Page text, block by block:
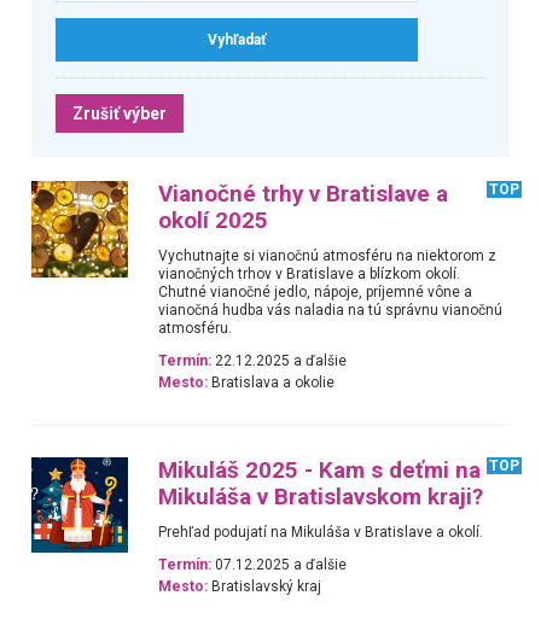
Zrušiť výber
Vianočné trhy v Bratislave a
okolí 2025
TOP
Vychutnajte si vianočnú atmosféru na niektorom z
vianočných trhov v Bratislave a blízkom okolí.
Chutné vianočné jedlo, nápoje, príjemné vône a
vianočná hudba vás naladia na tú správnu vianočnú
atmosféru.
Termín: 22.12.2025 a ďalšie
Mesto: Bratislava a okolie
Mikuláš 2025 - Kam s deťmi na
Mikuláša v Bratislavskom kraji?
TOP
Prehľad podujatí na Mikuláša v Bratislave a okolí.
Termín: 07.12.2025 a ďalšie
Mesto: Bratislavský kraj